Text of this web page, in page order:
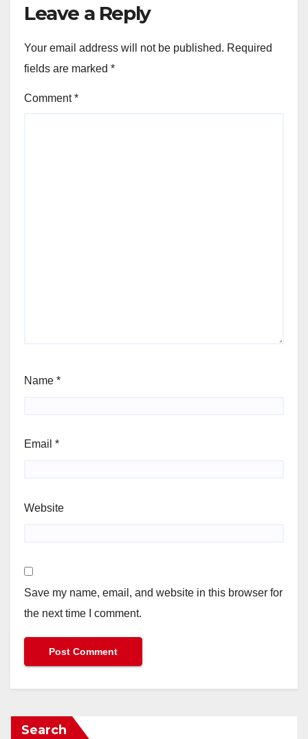
Leave a Reply
Your email address will not be published. Required
fields are marked *
Comment*
Name *
Email *
Website
Save my name, email, and website in this browser for
the next time I comment.
Search